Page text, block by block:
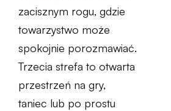
zacisznym rogu, gdzie
towarzystwo może
spokojnie porozmawiać.
Trzecia strefa to otwarta
przestrzeń na gry,
taniec lub po prostu